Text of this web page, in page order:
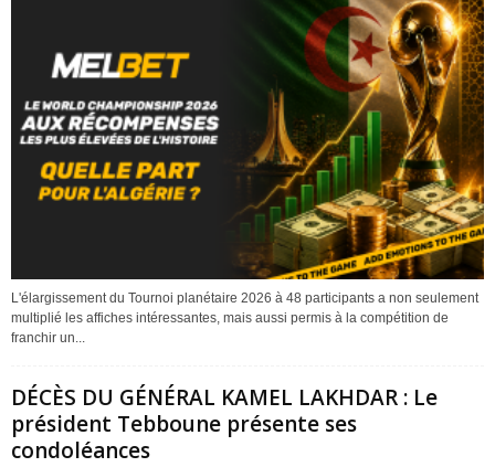
L'élargissement du Tournoi planétaire 2026 à 48 participants a non seulement
multiplié les affiches intéressantes, mais aussi permis à la compétition de
franchir un...
DÉCÈS DU GÉNÉRAL KAMEL LAKHDAR : Le
président Tebboune présente ses
condoléances